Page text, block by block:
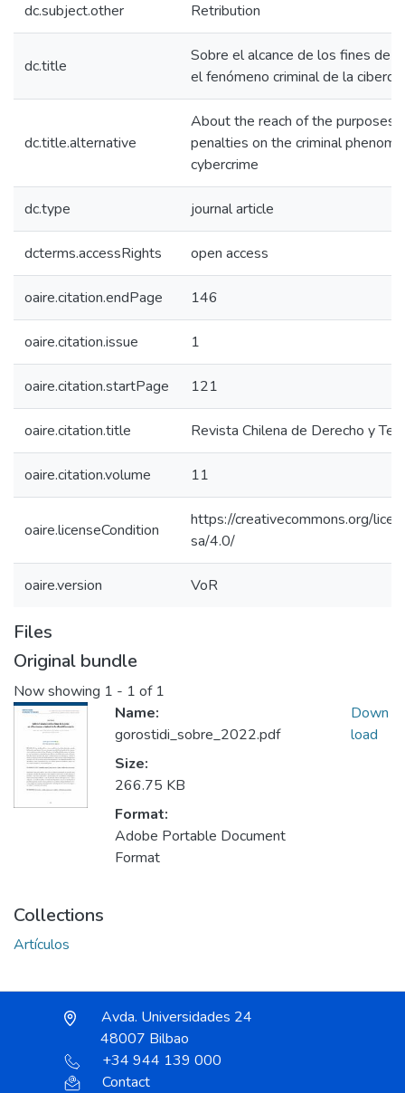
dc.subject.other Retribution
dc.title
Sobre el alcance de los fines de
el fenómeno criminal de la
dc.title.alternative
About the reach of the purposes
penalties on the criminal
cybercrime
dc.type journal article
dcterms.accessRights open access
oaire.citation.endPage 146
oaire.citation.issue 1
oaire.citation.startPage 121
oaire.citation.title Revista Chilena de Derecho y
oaire.citation.volume 11
oaire.licenseCondition
https://creativecommons.org/
sa/4.0/
oaire.version VoR
Files
Original bundle
Now showing 1 - 1 of 1
Name:
gorostidi_sobre_2022.pdf
Size:
266.75 KB
Format:
Adobe Portable Document
Format
Down
load
Collections
Artículos
Avda. Universidades 24
48007 Bilbao
+34 944 139 000
Contact